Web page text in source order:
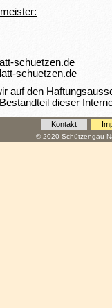
schuetzen.de
schuetzen.de
auf den
dieser
Kontakt
© 2020 Schützengau